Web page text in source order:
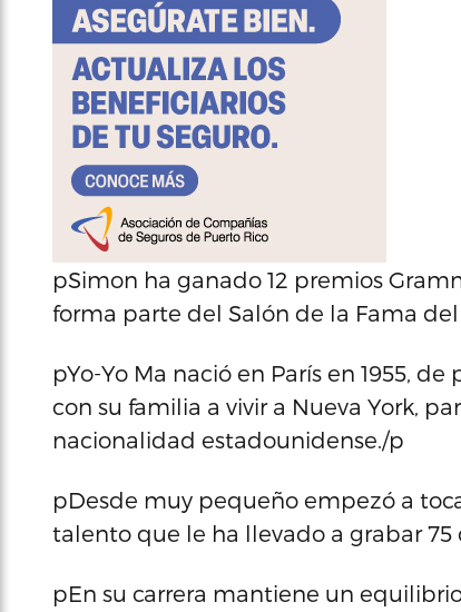
pSimon ha ganado 12 premios
forma parte del Salón de la Fama
pYo-Yo Ma nació en París en 1955,
con su familia a vivir a Nueva York,
nacionalidad estadounidense./p
pDesde muy pequeño empezó a
talento que le ha llevado a grabar 75
pEn su carrera mantiene un